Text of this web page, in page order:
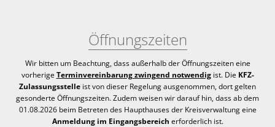
Öffnungszeiten
Wir bitten um Beachtung, dass außerhalb der Öffnungszeiten eine
vorherige Terminvereinbarung zwingend notwendigist. Die KFZ-
Zulassungsstelle ist von dieser Regelung ausgenommen, dort gelten
gesonderte Öffnungszeiten. Zudem weisen wir darauf hin, dass ab dem
01.08.2026 beim Betreten des Haupthauses der Kreisverwaltung eine
Anmeldung im Eingangsbereich erforderlich ist.